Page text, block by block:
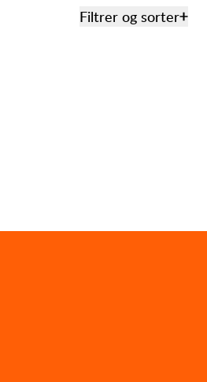
Filtrer og sorter